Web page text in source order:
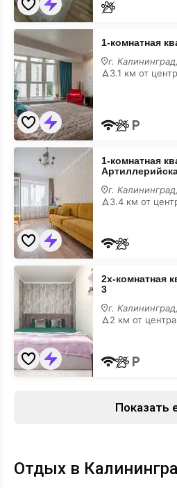
1-
комнатная
квартира
Юбилейная
6
на
карте
1-комнатная
г.
3.1 км от
1-
комнатная
квартира
Артиллерийская
34
на
карте
1-комнатная
г.
3.4 км от
2х-
комнатная
квартира
Серпуховская
на
карте
2х-комнатная
3
г.
2 км от центра
Показать
Отдых в